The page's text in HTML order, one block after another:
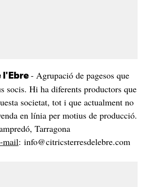
l'Ebre - Agrupació de pagesos que
socis. Hi ha diferents productors que
societat, tot i que actualment no
en línia per motius de producció.
Tarragona
mail: info@citricsterresdelebre.com